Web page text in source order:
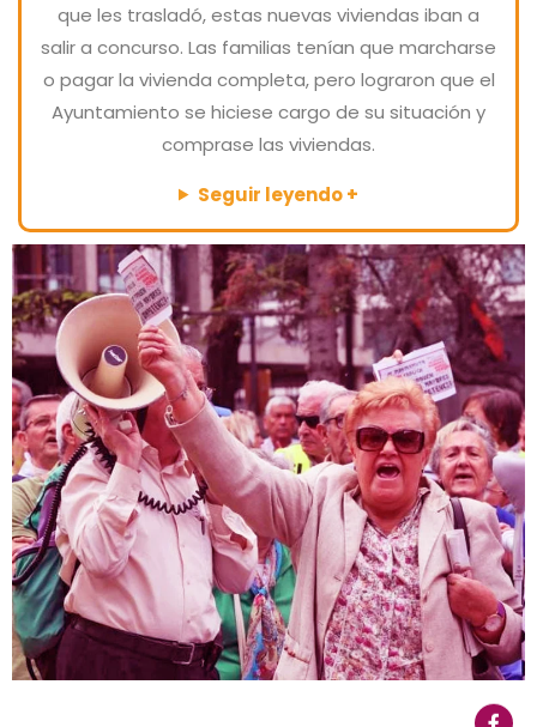
que les trasladó, estas nuevas viviendas iban a
salir a concurso. Las familias tenían que marcharse
o pagar la vivienda completa, pero lograron que el
Ayuntamiento se hiciese cargo de su situación y
comprase las viviendas.
Seguir leyendo +